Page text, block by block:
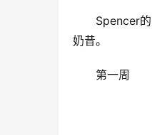
Spencer
奶昔。
第一周